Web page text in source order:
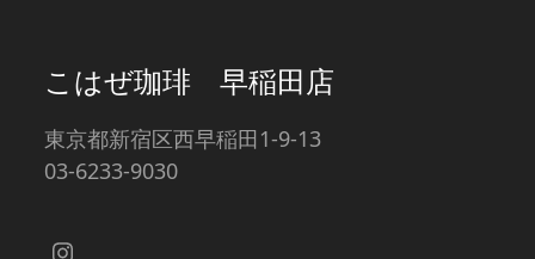
こはぜ珈琲 早稲田店
東京都新宿区西早稲田1-9-13
03-6233-9030